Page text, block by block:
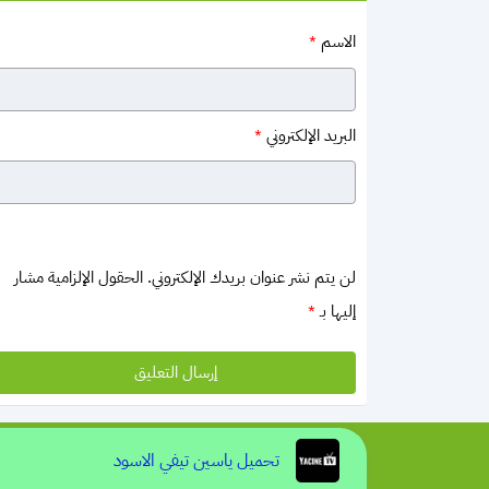
لن يتم نشر عنوان بريدك الإلكتروني. الحقول الإلزامية مشار
إليها بـ*
الاسم *
البريد الإلكتروني *
سياسة الخصوصية اتصل بنا اتفاقية الاستخدام
تحميل ياسين تيفي الاسود